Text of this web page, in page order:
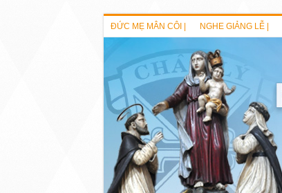
ĐỨC MẸ MÂN CÔI | NGHE GIẢNG LỄ |